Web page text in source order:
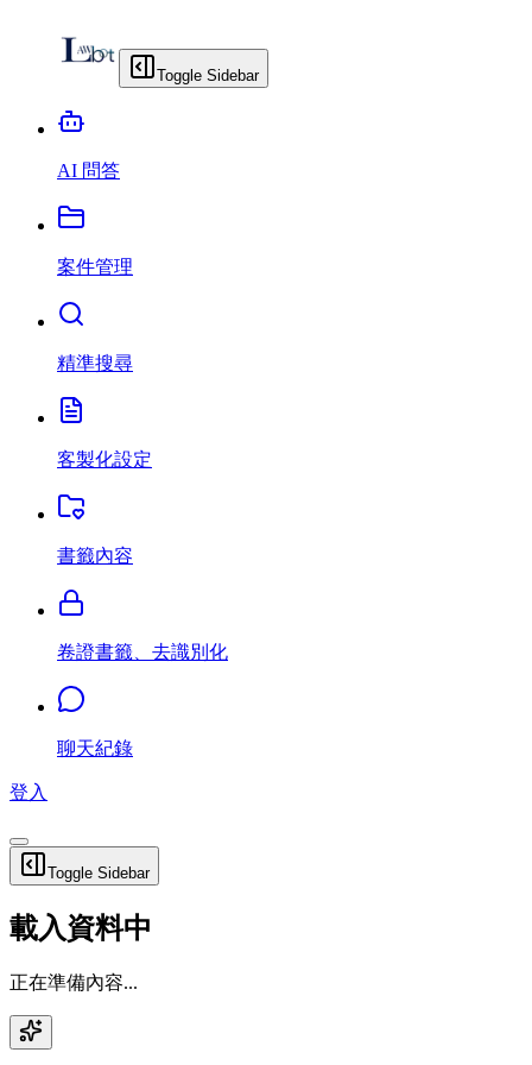
Toggle Sidebar
AI 問答
案件管理
精準搜尋
客製化設定
書籤內容
卷證書籤、去識別化
聊天紀錄
登入
Toggle Sidebar
載入資料中
正在準備內容...